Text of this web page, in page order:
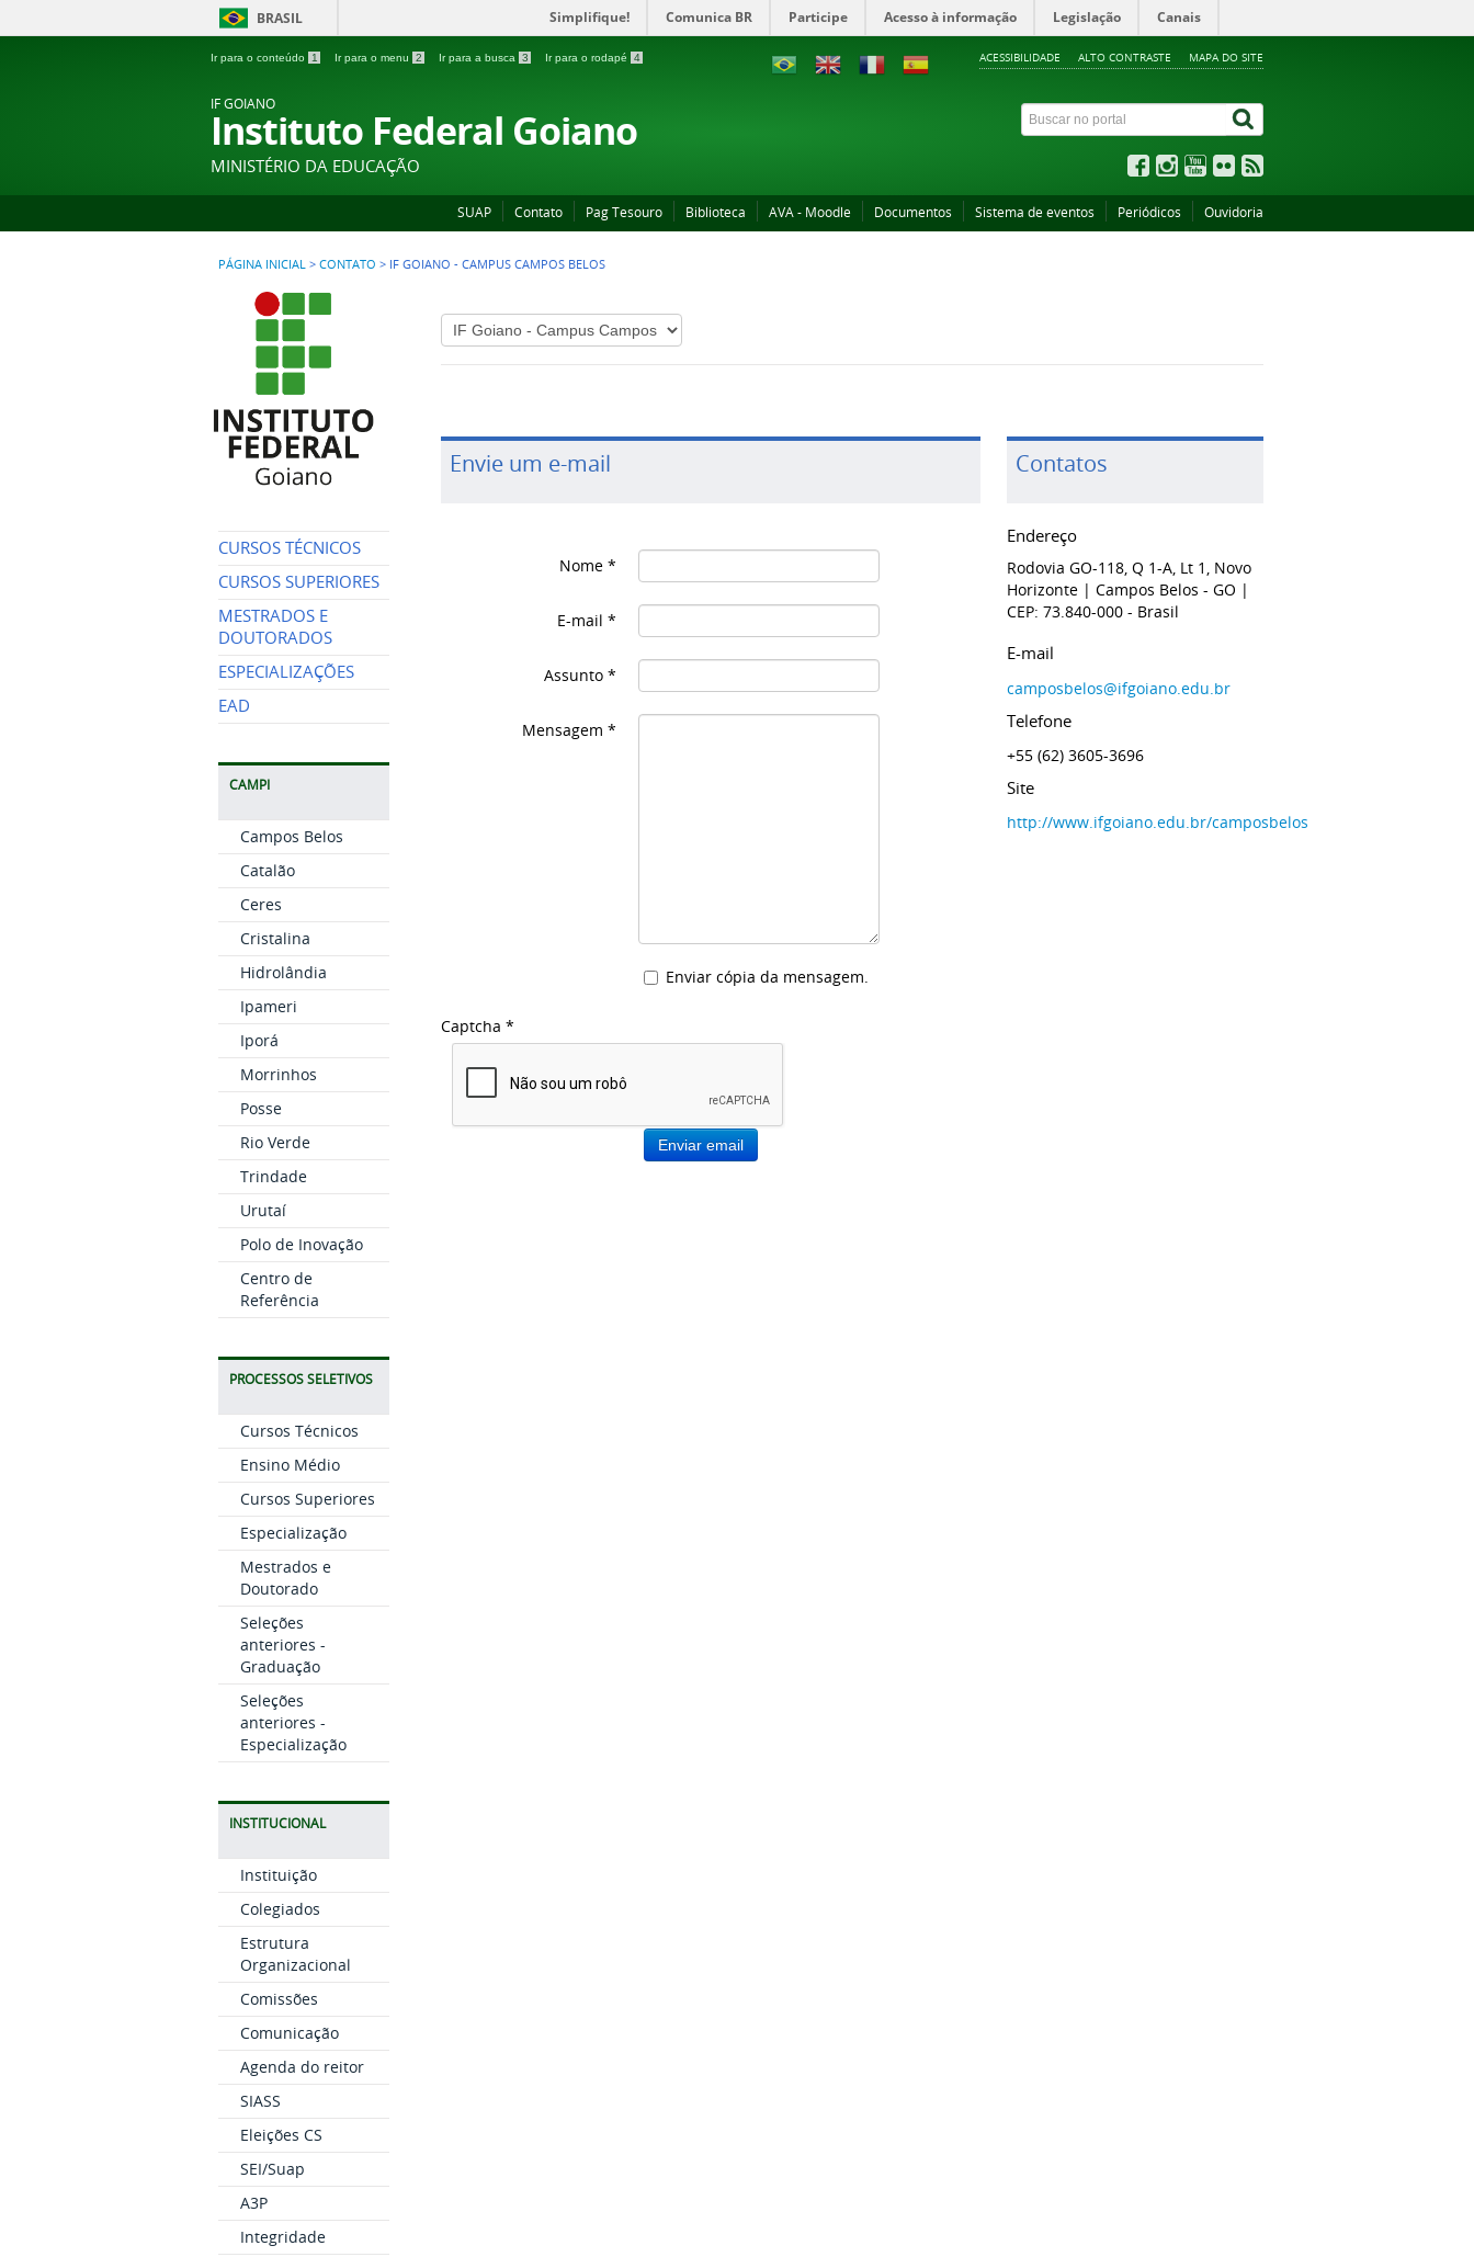
BRASIL Simplifique! Comunica BR Participe Acesso à informação Legislação Canais
Ir para o conteúdo 1 Ir para o menu 2 Ir para a busca 3 Ir para o rodapé 4 ACESSIBILIDADE ALTO CONTRASTE MAPA DO SITE
IF GOIANO
Instituto Federal Goiano
MINISTÉRIO DA EDUCAÇÃO
SUAP Contato Pag Tesouro Biblioteca AVA - Moodle Documentos Sistema de eventos Periódicos Ouvidoria
PÁGINA INICIAL > CONTATO > IF GOIANO - CAMPUS CAMPOS BELOS
CURSOS TÉCNICOS
CURSOS SUPERIORES
MESTRADOS E
DOUTORADOS
ESPECIALIZAÇÕES
EAD
CAMPI
Campos Belos
Catalão
Ceres
Cristalina
Hidrolândia
Ipameri
Iporá
Morrinhos
Posse
Rio Verde
Trindade
Urutaí
Polo de Inovação
Centro de
Referência
PROCESSOS SELETIVOS
Cursos Técnicos
Ensino Médio
Cursos Superiores
Especialização
Mestrados e
Doutorado
Seleções
anteriores -
Graduação
Seleções
anteriores -
Especialização
INSTITUCIONAL
Instituição
Colegiados
Estrutura
Organizacional
Comissões
Comunicação
Agenda do reitor
SIASS
Eleições CS
SEI/Suap
A3P
Integridade
Envie um e-mail
Nome *
E-mail *
Assunto *
Mensagem *
Enviar cópia da mensagem.
Captcha *
Enviar email
Contatos
Endereço
Rodovia GO-118, Q 1-A, Lt 1, Novo
Horizonte | Campos Belos- GO |
CEP: 73.840-000- Brasil
E-mail
camposbelos@ifgoiano.edu.br
Telefone
+55 (62) 3605-3696
Site
http://www.ifgoiano.edu.br/camposbelos